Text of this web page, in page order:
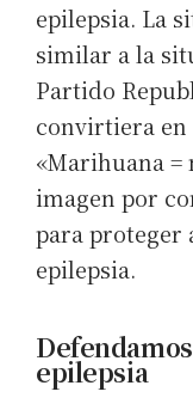
epilepsia. La
similar a la
Partido
convirtiera en
«Marihuana =
imagen por
para proteger
epilepsia.
epilepsia